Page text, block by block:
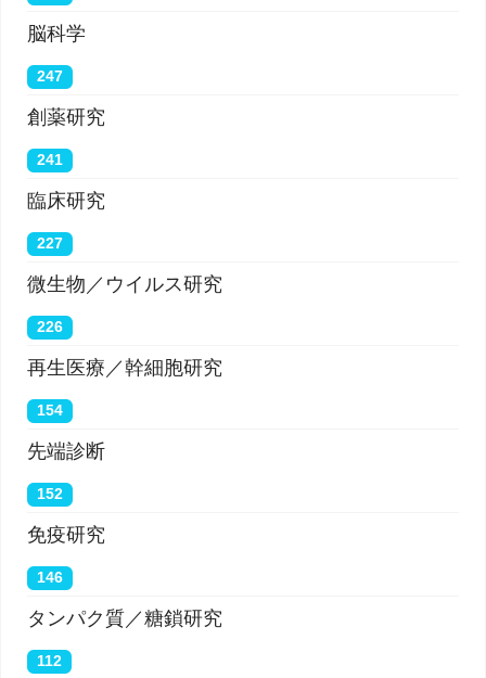
脳科学
247
創薬研究
241
臨床研究
227
微生物／ウイルス研究
226
再生医療／幹細胞研究
154
先端診断
152
免疫研究
146
タンパク質／糖鎖研究
112